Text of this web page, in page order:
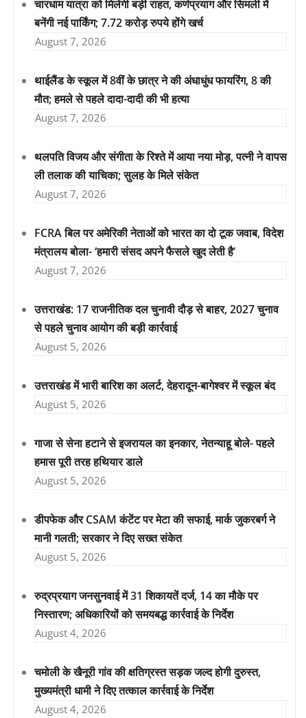
चारधाम यात्रा को मिलेगी बड़ी राहत, कर्णप्रयाग और सिमली में
बनेंगी नई पार्किंग; 7.72 करोड़ रुपये होंगे खर्च
August 7, 2026
थाईलैंड के स्कूल में 8वीं के छात्र ने की अंधाधुंध फायरिंग, 8 की
मौत; हमले से पहले दादा-दादी की भी हत्या
August 7, 2026
थलपति विजय और संगीता के रिश्ते में आया नया मोड़, पत्नी ने वापस
ली तलाक की याचिका; सुलह के मिले संकेत
August 7, 2026
FCRA बिल पर अमेरिकी नेताओं को भारत का दो टूक जवाब, विदेश
मंत्रालय बोला- ‘हमारी संसद अपने फैसले खुद लेती है’
August 7, 2026
उत्तराखंड: 17 राजनीतिक दल चुनावी दौड़ से बाहर, 2027 चुनाव
से पहले चुनाव आयोग की बड़ी कार्रवाई
August 5, 2026
उत्तराखंड में भारी बारिश का अलर्ट, देहरादून-बागेश्वर में स्कूल बंद
August 5, 2026
गाजा से सेना हटाने से इजरायल का इनकार, नेतन्याहू बोले- पहले
हमास पूरी तरह हथियार डाले
August 5, 2026
डीपफेक और CSAM कंटेंट पर मेटा की सफाई, मार्क जुकरबर्ग ने
मानी गलती; सरकार ने दिए सख्त संकेत
August 5, 2026
रुद्रप्रयाग जनसुनवाई में 31 शिकायतें दर्ज, 14 का मौके पर
निस्तारण; अधिकारियों को समयबद्ध कार्रवाई के निर्देश
August 4, 2026
चमोली के खैनूरी गांव की क्षतिग्रस्त सड़क जल्द होगी दुरुस्त,
मुख्यमंत्री धामी ने दिए तत्काल कार्रवाई के निर्देश
August 4, 2026